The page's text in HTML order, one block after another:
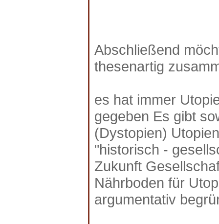
Abschließend
thesenartig
es hat immer
gegeben Es gibt
(Dystopien)
"historisch -
Zukunft
Nährboden für
argumentativ